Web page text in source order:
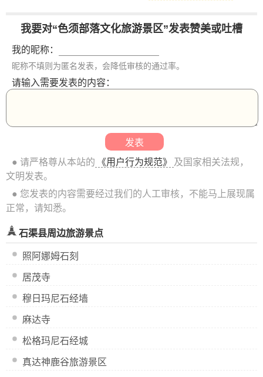
我要对“色须部落文化旅游景区”发表赞美或吐槽
我的昵称：
昵称不填则为匿名发表，会降低审核的通过率。
请输入需要发表的内容：
● 请严格尊从本站的 《用户行为规范》
及国家相关法规，
文明发表。
● 您发表的内容需要经过我们的人工审核，不能马上展现属
正常，请知悉。
石渠县周边旅游景点
照阿娜姆石刻
居茂寺
穆日玛尼石经墙
麻达寺
松格玛尼石经城
真达神鹿谷旅游景区